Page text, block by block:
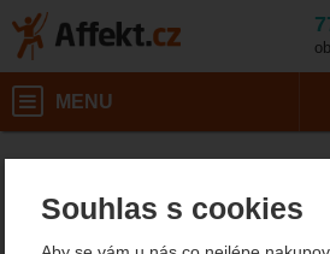
Souhlas s cookies
MENU
Camp Nano 22